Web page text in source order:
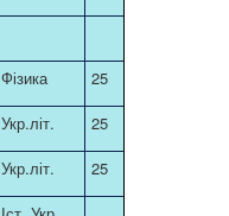
Фізика
25
Укр.літ.
25
Укр.літ. 25